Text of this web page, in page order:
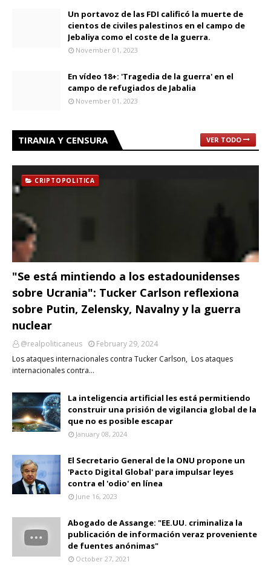
Un portavoz de las FDI calificó la muerte de
cientos de civiles palestinos en el campo de
Jebaliya como el coste de la guerra.
November 01, 2023
En vídeo 18+: 'Tragedia de la guerra' en el
campo de refugiados de Jabalia
November 01, 2023
TIRANIA Y CENSURA VER TODO
CRIPTOPOLITICA
"Se está mintiendo a los estadounidenses
sobre Ucrania": Tucker Carlson reflexiona
sobre Putin, Zelensky, Navalny y la guerra
nuclear
@realpoliticaneus
February 29, 2024
Los ataques internacionales contra Tucker Carlson, Los ataques
internacionales contra…
La inteligencia artificial les está permitiendo
construir una prisión de vigilancia global de la
que no es posible escapar
January 08, 2024
El Secretario General de la ONU propone un
'Pacto Digital Global' para impulsar leyes
contra el 'odio' en línea
June 16, 2023
Abogado de Assange: "EE.UU. criminaliza la
publicación de información veraz proveniente
de fuentes anónimas"
October 27, 2021